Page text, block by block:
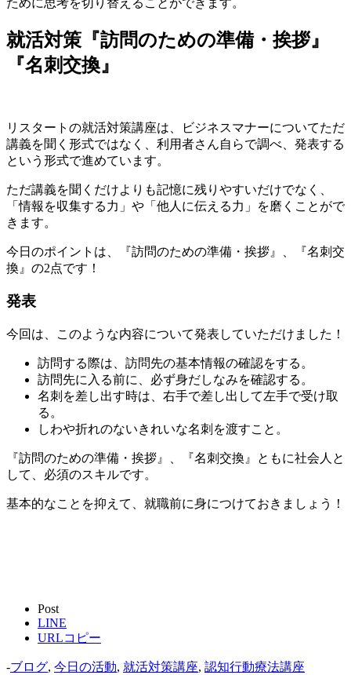
就活対策『訪問のための準備・挨拶』
『名刺交換』
リスタートの就活対策講座は、ビジネスマナーについてただ
講義を聞く形式ではなく、利用者さん自らで調べ、発表する
という形式で進めています。
ただ講義を聞くだけよりも記憶に残りやすいだけでなく、
「情報を収集する力」や「他人に伝える力」を磨くことがで
きます。
今日のポイントは、『訪問のための準備・挨拶』、『名刺交
換』の2点です！
発表
今回は、このような内容について発表していただけました！
訪問する際は、訪問先の基本情報の確認をする。
訪問先に入る前に、必ず身だしなみを確認する。
名刺を差し出す時は、右手で差し出して左手で受け取
る。
しわや折れのないきれいな名刺を渡すこと。
『訪問のための準備・挨拶』、『名刺交換』ともに社会人と
して、必須のスキルです。
基本的なことを抑えて、就職前に身につけておきましょう！
Post
LINE
URLコピー
-ブログ, 今日の活動, 就活対策講座, 認知行動療法講座